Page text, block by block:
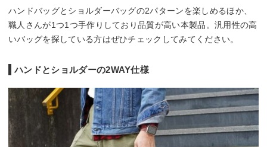
ハンドバッグとショルダーバッグの2パターンを楽しめるほか、
職人さんが1つ1つ手作りしており品質が高い本製品。汎用性の高
いバッグを探している方はぜひチェックしてみてください。
ハンドとショルダーの2WAY仕様